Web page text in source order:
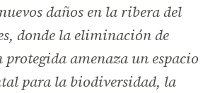
daños en la ribera del
donde la eliminación de
protegida amenaza un espacio
para la biodiversidad, la